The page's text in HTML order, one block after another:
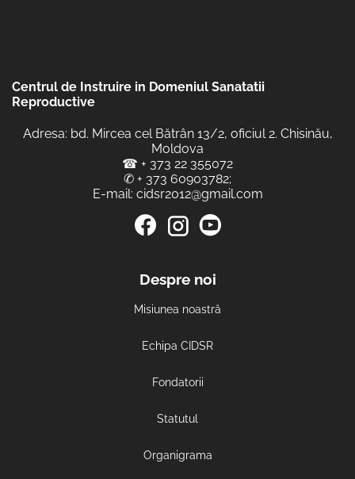
Centrul de Instruire in Domeniul Sanatatii
Reproductive
Adresa: bd. Mircea cel Bătrân 13/2, oficiul 2. Chisinău,
Moldova
☎ + 373 22 355072
✆ + 373 60903782;
E-mail: cidsr2012@gmail.com
Despre noi
Misiunea noastră
Echipa CIDSR
Fondatorii
Statutul
Organigrama